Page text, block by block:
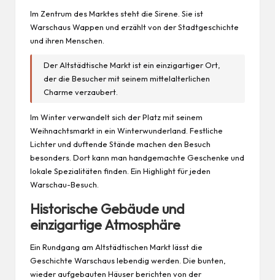
Im Zentrum des Marktes steht die Sirene. Sie ist
Warschaus Wappen und erzählt von der Stadtgeschichte
und ihren Menschen.
Der Altstädtische Markt ist ein einzigartiger Ort,
der die Besucher mit seinem mittelalterlichen
Charme verzaubert.
Im Winter verwandelt sich der Platz mit seinem
Weihnachtsmarkt in ein Winterwunderland. Festliche
Lichter und duftende Stände machen den Besuch
besonders. Dort kann man handgemachte Geschenke und
lokale Spezialitäten finden. Ein Highlight fürjeden
Warschau-Besuch.
Historische Gebäude und
einzigartige Atmosphäre
Ein Rundgang am Altstädtischen Markt lässt die
Geschichte Warschaus lebendig werden. Die bunten,
wieder aufgebauten Häuser berichten von der